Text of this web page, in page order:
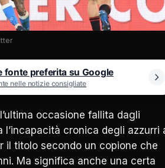
fonte preferita su Google
nelle notizie consigliate
occasione fallita dagli
l’incapacità cronica degli azzurri
il titolo secondo un copione che
Ma significa anche una certa